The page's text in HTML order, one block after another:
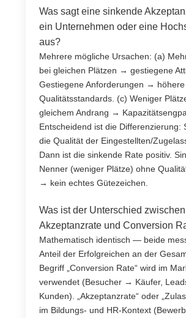
Was sagt eine sinkende
ein Unternehmen oder eine
aus?
Mehrere mögliche Ursachen: (a)
bei gleichen Plätzen → gestiegene
Gestiegene Anforderungen → höhere
Qualitätsstandards. (c) Weniger
gleichem Andrang →
Entscheidend ist die Differenzierung:
die Qualität der Eingestellten/
Dann ist die sinkende Rate positiv.
Nenner (weniger Plätze) ohne
→ kein echtes Gütezeichen.
Was ist der Unterschied zwischen
Akzeptanzrate und Conversion
Mathematisch identisch — beide
Anteil der Erfolgreichen an der
Begriff „Conversion Rate“ wird im
verwendet (Besucher → Käufer,
Kunden). „Akzeptanzrate“ oder
im Bildungs- und HR-Kontext